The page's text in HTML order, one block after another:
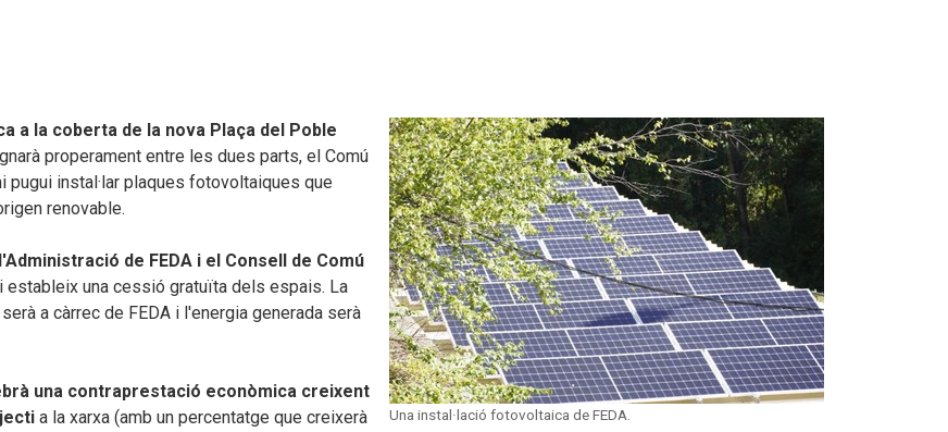
Una instal·lació fotovoltaica de FEDA.
a la coberta de la nova Plaça del Poble
properament entre les dues parts, el Comú
pugui instal·lar plaques fotovoltaiques que
renovable.
de FEDA i el Consell de Comú
una cessió gratuïta dels espais. La
a càrrec de FEDA i l'energia generada serà
una contraprestació econòmica creixent
a la xarxa (amb un percentatge que creixerà